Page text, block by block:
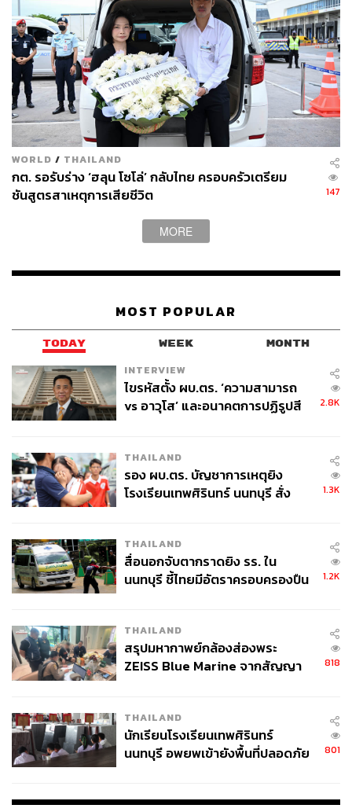
WORLD / THAILAND
กต. รอรับร่าง ‘ฮลุน โซโล่’ กลับไทย ครอบครัวเตรียม
ชันสูตรสาเหตุการเสียชีวิต
147
MORE
MOST POPULAR
TODAY WEEK MONTH
INTERVIEW
ไขรหัสตั้ง ผบ.ตร. ‘ความสามารถ
vs อาวุโส’ และอนาคตการปฏิรูปสี
2.8K
THAILAND
รอง ผบ.ตร. บัญชาการเหตุยิง
โรงเรียนเทพศิรินทร์ นนทบุรี สั่ง
1.3K
THAILAND
สื่อนอกจับตากราดยิง รร. ใน
นนทบุรี ชี้ไทยมีอัตราครอบครองปืน
1.2K
THAILAND
สรุปมหากาพย์กล้องส่องพระ
ZEISS Blue Marine จากสัญญา
จ่ายหนี้-แอบระบุแบรนด์
818
THAILAND
นักเรียนโรงเรียนเทพศิรินทร์
นนทบุรี อพยพเข้ายังพื้นที่ปลอดภัย
801